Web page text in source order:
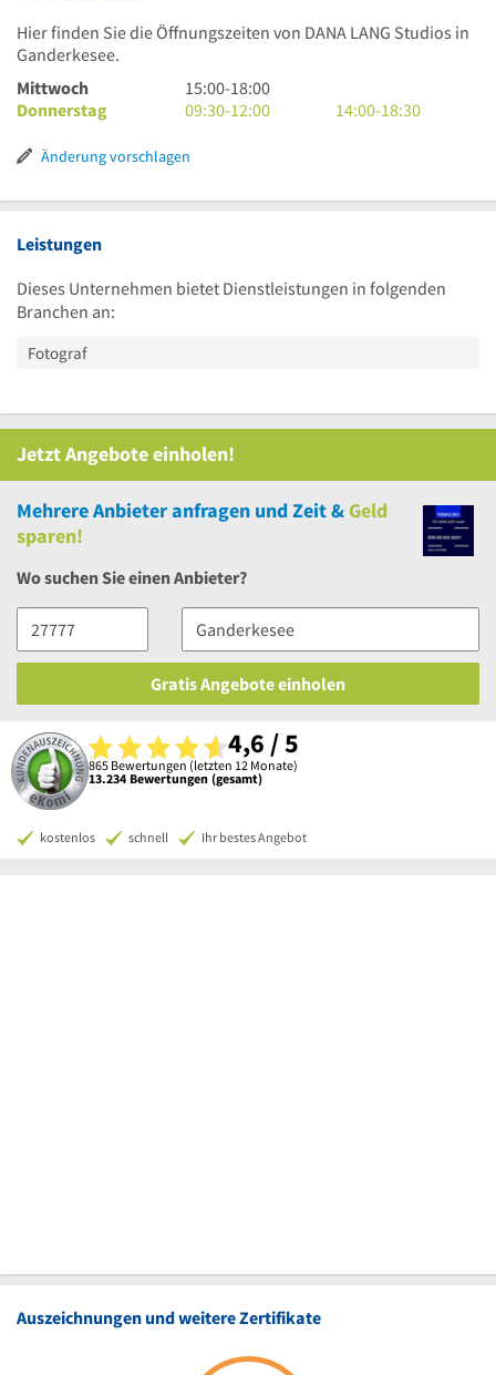
Hier finden Sie die Öffnungszeiten von DANA LANG Studios in
Ganderkesee.
Mittwoch
15
Uhr
18
15:00-18:00
Donnerstag
9
30
12
09:30-12:00
14
Uhr
14:00-18:30
Änderung vorschlagen
Leistungen
Dieses Unternehmen bietet Dienstleistungen in folgenden
Branchen an:
Fotograf
Jetzt Angebote einholen!
MehrereAnbieter anfragen und Zeit &Geld
sparen!
Wo suchen Sie einen Anbieter?
Gratis Angebote einholen
4,6 / 5
865 Bewertungen (letzten 12 Monate)
13.234 Bewertungen (gesamt)
kostenlos schnell Ihr bestes Angebot
Auszeichnungen und weitere Zertifikate